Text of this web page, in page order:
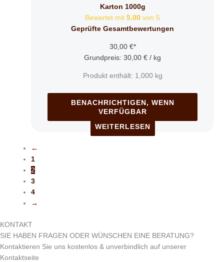
Karton 1000g
Bewertet mit 5.00 von 5
Geprüfte Gesamtbewertungen
30,00 €*
Grundpreis: 30,00 € / kg
Produkt enthält: 1,000 kg
BENACHRICHTIGEN, WENN
VERFÜGBAR
WEITERLESEN
←
1
2
3
4
→
KONTAKT
SIE HABEN FRAGEN ODER WÜNSCHEN EINE BERATUNG?
Kontaktieren Sie uns kostenlos & unverbindlich auf unserer
Kontaktseite